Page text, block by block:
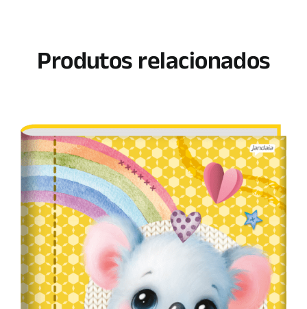
Produtos relacionados